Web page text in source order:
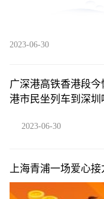
2023-06-30
广深港高铁香港段今
港市民坐列车到深圳
2023-06-30
上海青浦一场爱心
5天卖完